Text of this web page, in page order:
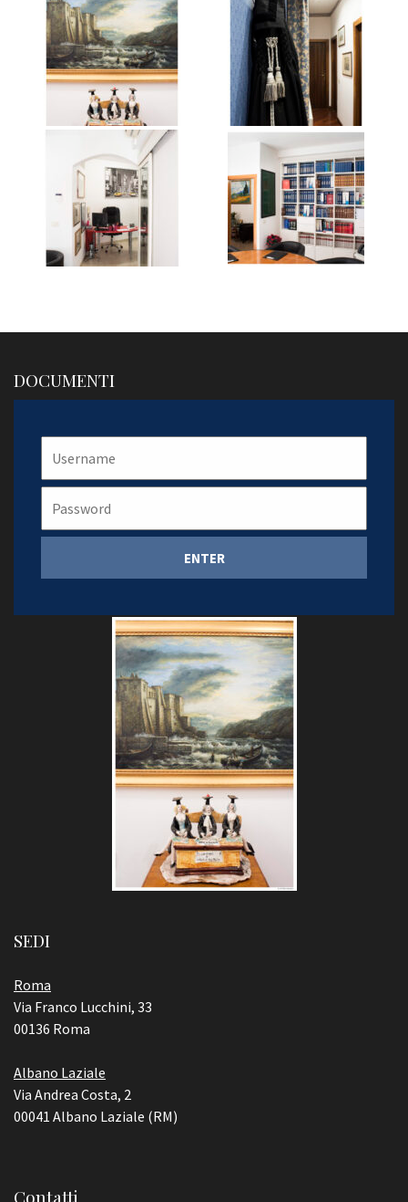
DOCUMENTI
SEDI
Roma
Via Franco Lucchini, 33
00136 Roma
Albano Laziale
Via Andrea Costa, 2
00041 Albano Laziale (RM)
Contatti